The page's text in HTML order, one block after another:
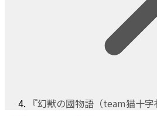
『幻獣の國物語（team猫十